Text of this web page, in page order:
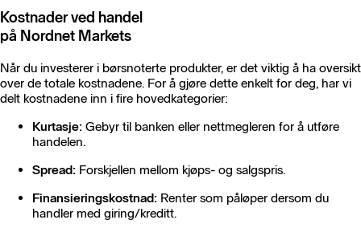
Kostnader ved handel
på Nordnet Markets
Når du investerer i børsnoterte produkter, er det viktig å ha oversikt
over de totale kostnadene. For å gjøre dette enkelt for deg, har vi
delt kostnadene inn i fire hovedkategorier:
Kurtasje: Gebyr til banken eller nettmegleren for å utføre
handelen.
Spread: Forskjellen mellom kjøps- og salgspris.
Finansieringskostnad: Renter som påløper dersom du
handler med giring/kreditt.